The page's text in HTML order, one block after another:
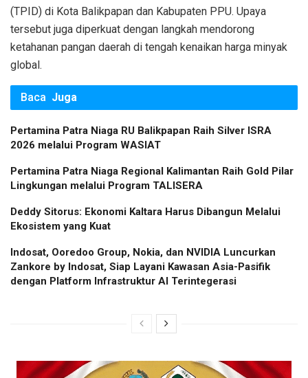
(TPID) di Kota Balikpapan dan Kabupaten PPU. Upaya
tersebut juga diperkuat dengan langkah mendorong
ketahanan pangan daerah di tengah kenaikan harga minyak
global.
Baca Juga
Pertamina Patra Niaga RU Balikpapan Raih Silver ISRA
2026 melalui Program WASIAT
Pertamina Patra Niaga Regional Kalimantan Raih Gold Pilar
Lingkungan melalui Program TALISERA
Deddy Sitorus: Ekonomi Kaltara Harus Dibangun Melalui
Ekosistem yang Kuat
Indosat, Ooredoo Group, Nokia, dan NVIDIA Luncurkan
Zankore by Indosat, Siap Layani Kawasan Asia-Pasifik
dengan Platform Infrastruktur AI Terintegerasi